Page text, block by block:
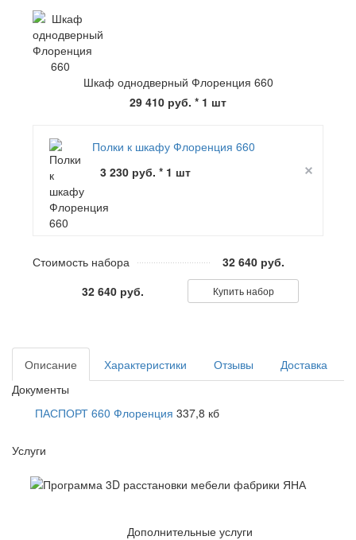
Шкаф однодверный Флоренция 660
29 410 руб. * 1 шт
Полки к шкафу Флоренция 660
3 230 руб. * 1 шт
Стоимость набора
32 640 руб.
32 640 руб.
Купить набор
Описание Характеристики Отзывы
Доставка
Документы
ПАСПОРТ 660 Флоренция 337,8 кб
Услуги
Дополнительные услуги